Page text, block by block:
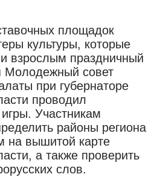
площадок
культуры, которые
взрослым праздничный
Молодежный совет
при губернаторе
проводил
Участникам
районы региона
на вышитой карте
а также проверить
слов.